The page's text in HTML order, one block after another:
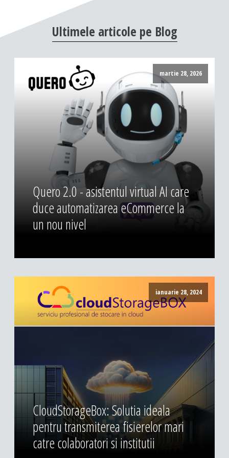
DESIGN & PRINTING
Identitate vizuala, imagine
Grafica publicitara
Grafica pentru print
Fotografie digitala
Ultimele articole pe Blog
martie 28, 2026
Quero 2.0 - asistentul virtual AI care
duce automatizarea eCommerce la
un nou nivel
ianuarie 28, 2024
CloudStorageBox: Solutia ideala
pentru transmiterea fisierelor mari
catre colaboratori si institutii